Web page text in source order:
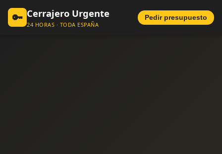
🔑 Cerrajero Urgente
24 HORAS · TODA ESPAÑA
Pedir presupuesto